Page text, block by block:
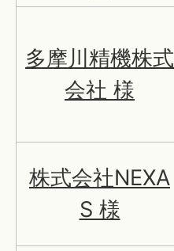
多摩川精機株式
会社 様
株式会社NEXA
S 様